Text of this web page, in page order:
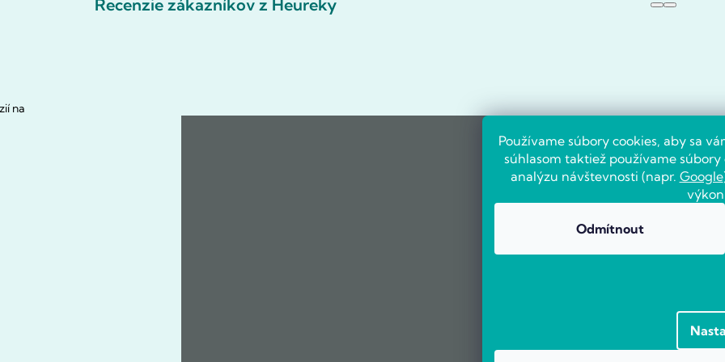
Používame súbory cookies, aby sa
súhlasom taktiež používame
analýzu návštevnosti (napr. Google
Odmítnout
na
Recenzie zákazníkov z Heureky